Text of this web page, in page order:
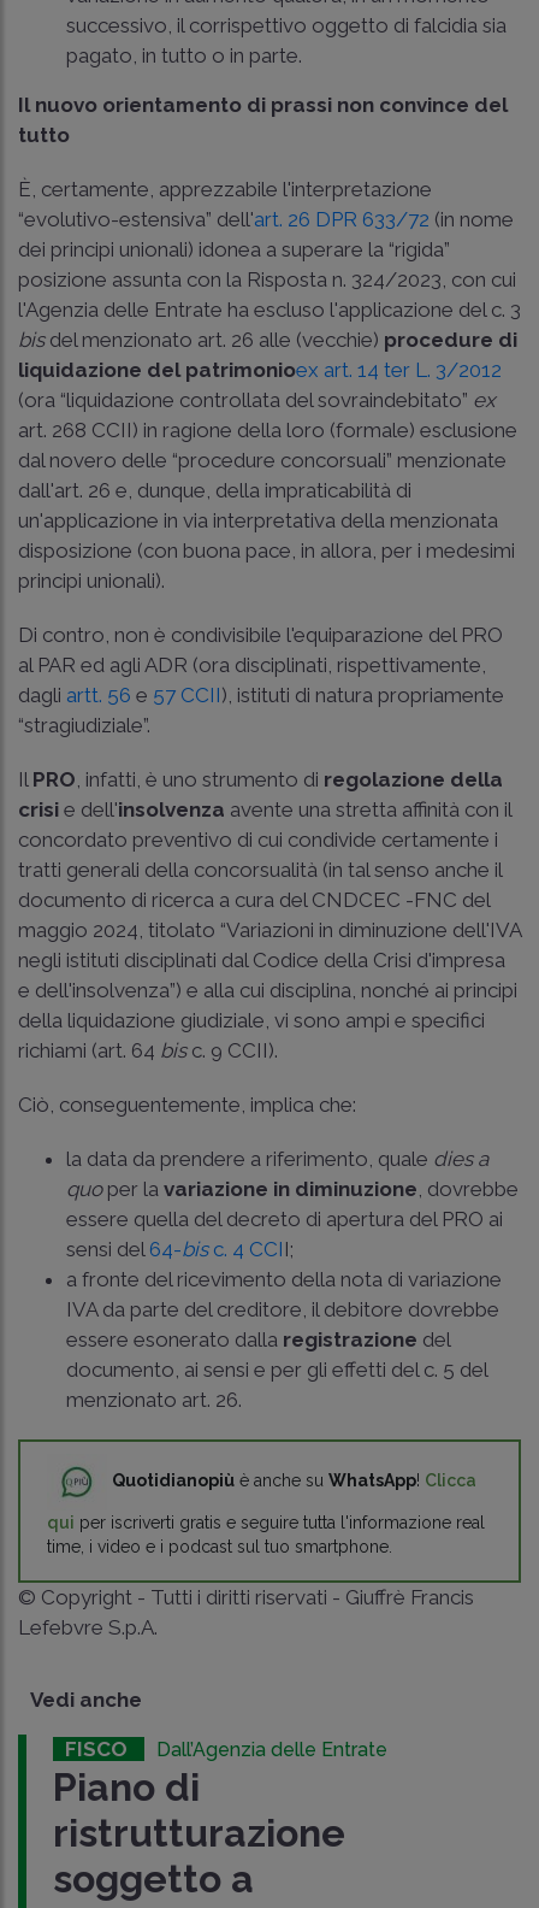
successivo, il corrispettivo oggetto di falcidia sia
pagato, in tutto o in parte.
Il nuovo orientamento di prassi non convince del
tutto
È, certamente, apprezzabile l'interpretazione
“evolutivo-estensiva” dell'art. 26 DPR 633/72 (in nome
dei principi unionali) idonea a superare la “rigida”
posizione assunta con la Risposta n. 324/2023, con cui
l'Agenzia delle Entrate ha escluso l'applicazione del c. 3
bisdel menzionato art. 26 alle (vecchie) procedure di
liquidazione del patrimonioex art. 14 ter L. 3/2012
(ora “liquidazione controllata del sovraindebitato” ex
art. 268 CCII) in ragione della loro (formale) esclusione
dal novero delle “procedure concorsuali” menzionate
dall'art. 26 e, dunque, della impraticabilità di
un'applicazione in via interpretativa della menzionata
disposizione (con buona pace, in allora, per i medesimi
principi unionali).
Di contro, non è condivisibile l'equiparazione del PRO
al PAR ed agli ADR (ora disciplinati, rispettivamente,
dagli artt. 56 e 57 CCII), istituti di natura propriamente
“stragiudiziale”.
Il PRO , infatti, è uno strumento di regolazione della
crisi e dell'insolvenza avente una stretta affinità con il
concordato preventivo di cui condivide certamente i
tratti generali della concorsualità (in tal senso anche il
documento di ricerca a cura del CNDCEC -FNC del
maggio 2024, titolato “Variazioni in diminuzione dell'IVA
negli istituti disciplinati dal Codice della Crisi d'impresa
e dell'insolvenza”) e alla cui disciplina, nonché ai principi
della liquidazione giudiziale, vi sono ampi e specifici
richiami (art. 64 bisc. 9 CCII).
Ciò, conseguentemente, implica che:
la data da prendere a riferimento, quale dies a
quo per la variazione in diminuzione , dovrebbe
essere quella del decreto di apertura del PRO ai
sensi del 64-bisc. 4 CCI I;
a fronte del ricevimento della nota di variazione
IVA da parte del creditore, il debitore dovrebbe
essere esonerato dalla registrazione del
documento, ai sensi e per gli effetti del c. 5 del
menzionato art. 26.
Quotidianopiù è anche su WhatsApp! Clicca
qui per iscriverti gratis e seguire tutta l'informazione real
time, i video e i podcast sul tuo smartphone.
© Copyright - Tutti i diritti riservati - Giuffrè Francis
Lefebvre S.p.A.
Vedi anche
FISCO Dall’Agenzia delle Entrate
Piano di
ristrutturazione
soggetto a